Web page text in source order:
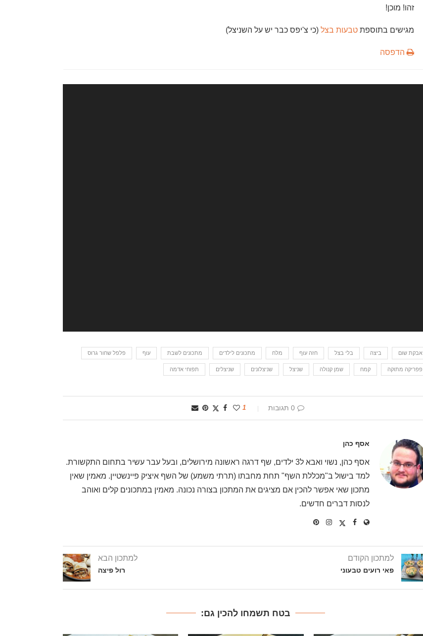
זהו! מוכן!
מגישים בתוספתטבעות בצל (כי צ'יפס כבר יש על השניצל)
הדפסה
אבקת שום ביצה בלי בצל חזה עוף מלח מתכונים לילדים מתכונים לשבת עוף פלפל שחור גרוס
פפריקה מתוקה קמח שמן קנולה שניצל שניצלונים שניצלים תפוחי אדמה
0 תגובות 1
אסף כהן
אסף כהן, נשוי ואבא ל3 ילדים, שף דרגה ראשונה מירושלים, ובעל עבר עשיר בתחום התקשורת.
למד בישול ב"מכללת השף" תחת מחבתו (תרתי משמע) של השף איציק פיינשטיין. מאמין שאין
מתכון שאי אפשר להכין אם מציגים את המתכון בצורה נכונה. מאמין במתכונים קלים ואוהב
לנסות דברים חדשים.
למתכון הקודם
פאי רועים טבעוני
למתכון הבא
רול פיצה
בטח תשמחו להכין גם: